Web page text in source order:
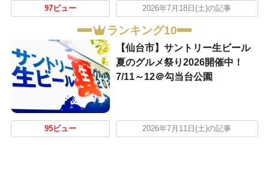
97ビュー 2026年7月18日(土)の記事
ランキング10
【仙台市】サントリー生ビール
夏のグルメ祭り2026開催中！
7/11～12＠勾当台公園
95ビュー 2026年7月11日(土)の記事